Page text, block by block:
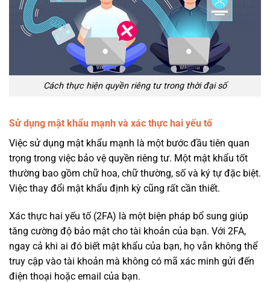
Cách thực hiện quyền riêng tư trong thời đại số
Sử dụng mật khẩu mạnh và xác thực hai yếu tố
Việc sử dụng mật khẩu mạnh là một bước đầu tiên quan
trọng trong việc bảo vệ quyền riêng tư. Một mật khẩu tốt
thường bao gồm chữ hoa, chữ thường, số và ký tự đặc biệt.
Việc thay đổi mật khẩu định kỳ cũng rất cần thiết.
Xác thực hai yếu tố (2FA) là một biện pháp bổ sung giúp
tăng cường độ bảo mật cho tài khoản của bạn. Với 2FA,
ngay cả khi ai đó biết mật khẩu của bạn, họ vẫn không thể
truy cập vào tài khoản mà không có mã xác minh gửi đến
điện thoại hoặc email của bạn.